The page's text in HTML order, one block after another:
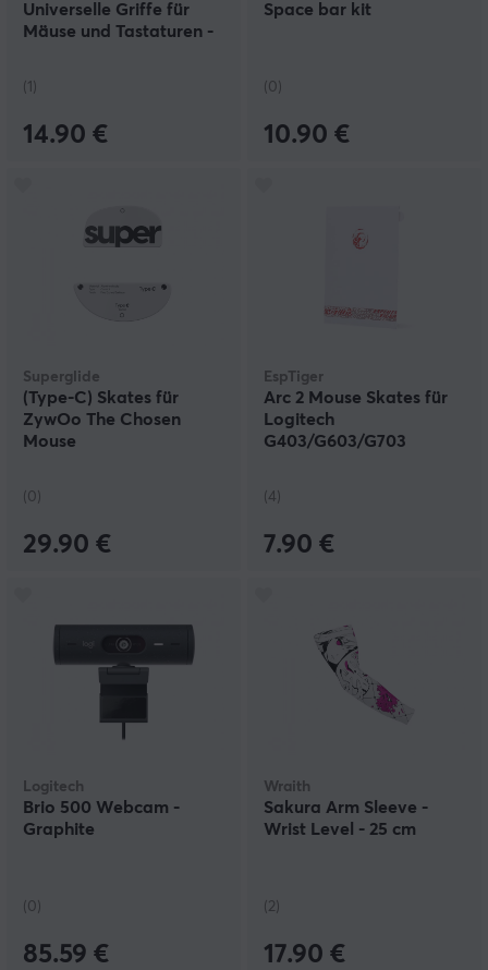
Universelle Griffe für
Mäuse und Tastaturen -
(1)
14.90 €
Space bar kit
(0)
10.90 €
Superglide
(Type-C) Skates für
ZywOo The Chosen
Mouse
(0)
29.90 €
EspTiger
Arc 2 Mouse Skates für
Logitech
G403/G603/G703
(4)
7.90 €
Logitech
Brio 500 Webcam -
Graphite
(0)
85.59 €
Wraith
Sakura Arm Sleeve -
Wrist Level - 25 cm
(2)
17.90 €